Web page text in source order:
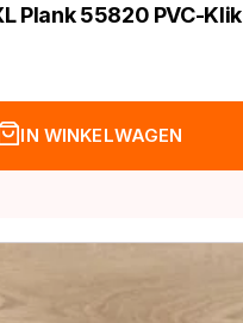
Plank 55820 PVC-Klik
IN WINKELWAGEN